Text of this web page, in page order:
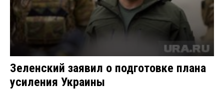
Зеленский заявил о подготовке плана
усиления Украины